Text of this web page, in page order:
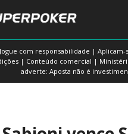
com responsabilidade | Aplicam-
| Conteúdo comercial |
adverte: Aposta não é